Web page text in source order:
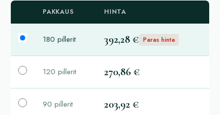
PAKKAUS HINTA
180 pillerit 392,28 € Paras hinta
120 pillerit 270,86 €
90 pillerit 203,92 €